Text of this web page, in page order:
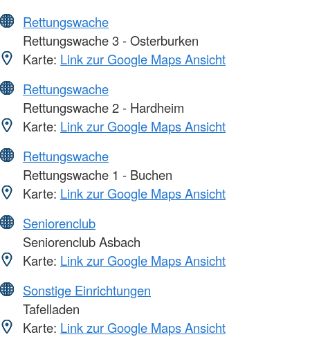
Rettungswache
Rettungswache 3 - Osterburken
Karte: Link zur Google Maps Ansicht
Rettungswache
Rettungswache 2 - Hardheim
Karte: Link zur Google Maps Ansicht
Rettungswache
Rettungswache 1 - Buchen
Karte: Link zur Google Maps Ansicht
Seniorenclub
Seniorenclub Asbach
Karte: Link zur Google Maps Ansicht
Sonstige Einrichtungen
Tafelladen
Karte: Link zur Google Maps Ansicht